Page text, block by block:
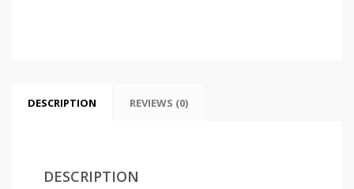
DESCRIPTION REVIEWS (0)
DESCRIPTION